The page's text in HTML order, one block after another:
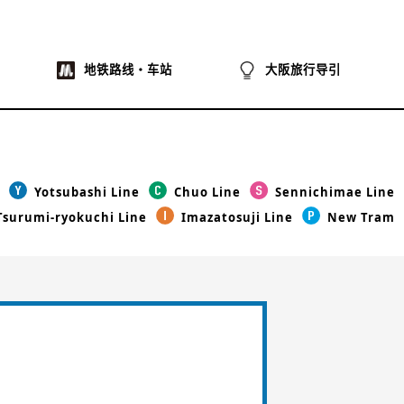
地铁路线・车站 大阪旅行导引
Yotsubashi Line Chuo Line
Sennichimae Line
ryokuchi Line Imazatosuji Line New Tram